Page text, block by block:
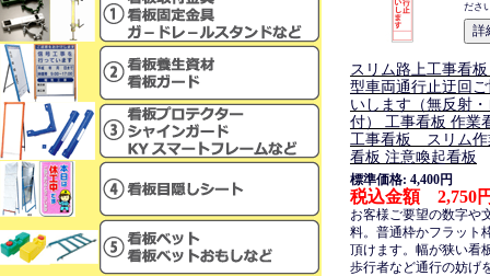
ださ
スリム路上工事看
型車両通行止迂回
いします（無反射
付） 工事看板 作業
工事看板 スリム作
看板 注意喚起看板
標準価格: 4,400円
税込金額 2,750
お客様ご要望の数字や
料。普通枠かフラット
頂けます。幅が狭い看
歩行者など通行の妨げ